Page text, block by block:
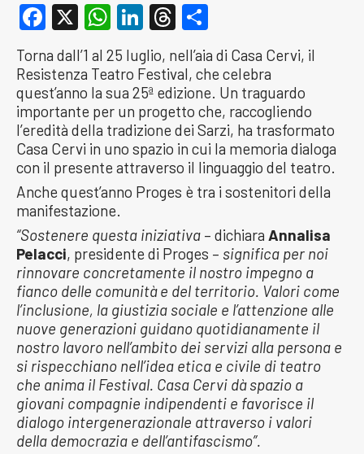
Facebook
X WhatsApp
LinkedIn
Threads
Torna dall’1 al 25 luglio, nell’aia di Casa Cervi, il
Resistenza Teatro Festival, che celebra
quest’anno la sua 25ª edizione. Un traguardo
importante per un progetto che, raccogliendo
l’eredità della tradizione dei Sarzi, ha trasformato
Casa Cervi in uno spazio in cui la memoria dialoga
con il presente attraverso il linguaggio del teatro.
Anche quest’anno Proges è tra i sostenitori della
manifestazione.
“Sostenere questa iniziativa – dichiara Annalisa
Pelacci, presidente di Proges – significa per noi
rinnovare concretamente il nostro impegno a
fianco delle comunità e del territorio. Valori come
l’inclusione, la giustizia sociale e l’attenzione alle
nuove generazioni guidano quotidianamente il
nostro lavoro nell’ambito dei servizi alla persona e
si rispecchiano nell’idea etica e civile di teatro
che anima il Festival. Casa Cervi dà spazio a
giovani compagnie indipendenti e favorisce il
dialogo intergenerazionale attraverso i valori
della democrazia e dell’antifascismo”.